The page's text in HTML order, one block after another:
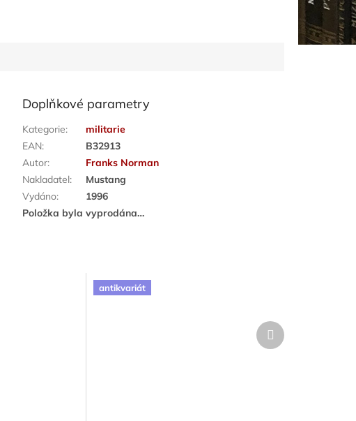
Doplňkové parametry
Kategorie:
militarie
EAN:
B32913
Autor:
Franks Norman
Nakladatel:
Mustang
Vydáno:
1996
Položka byla vyprodána…
antikvariát
Další
produkt